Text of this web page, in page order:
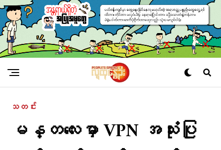
သတင်း
မန္တလေးမှာ VPN အသုံးပြု